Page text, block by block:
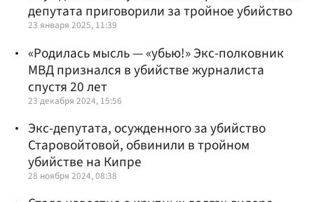
депутата приговорили за тройное убийство
23 января 2025, 11:39
«Родилась мысль — «убью!» Экс-полковник
МВД признался в убийстве журналиста
спустя 20 лет
23 декабря 2024, 15:56
Экс-депутата, осужденного за убийство
Старовойтовой, обвинили в тройном
убийстве на Кипре
28 ноября 2024, 08:38